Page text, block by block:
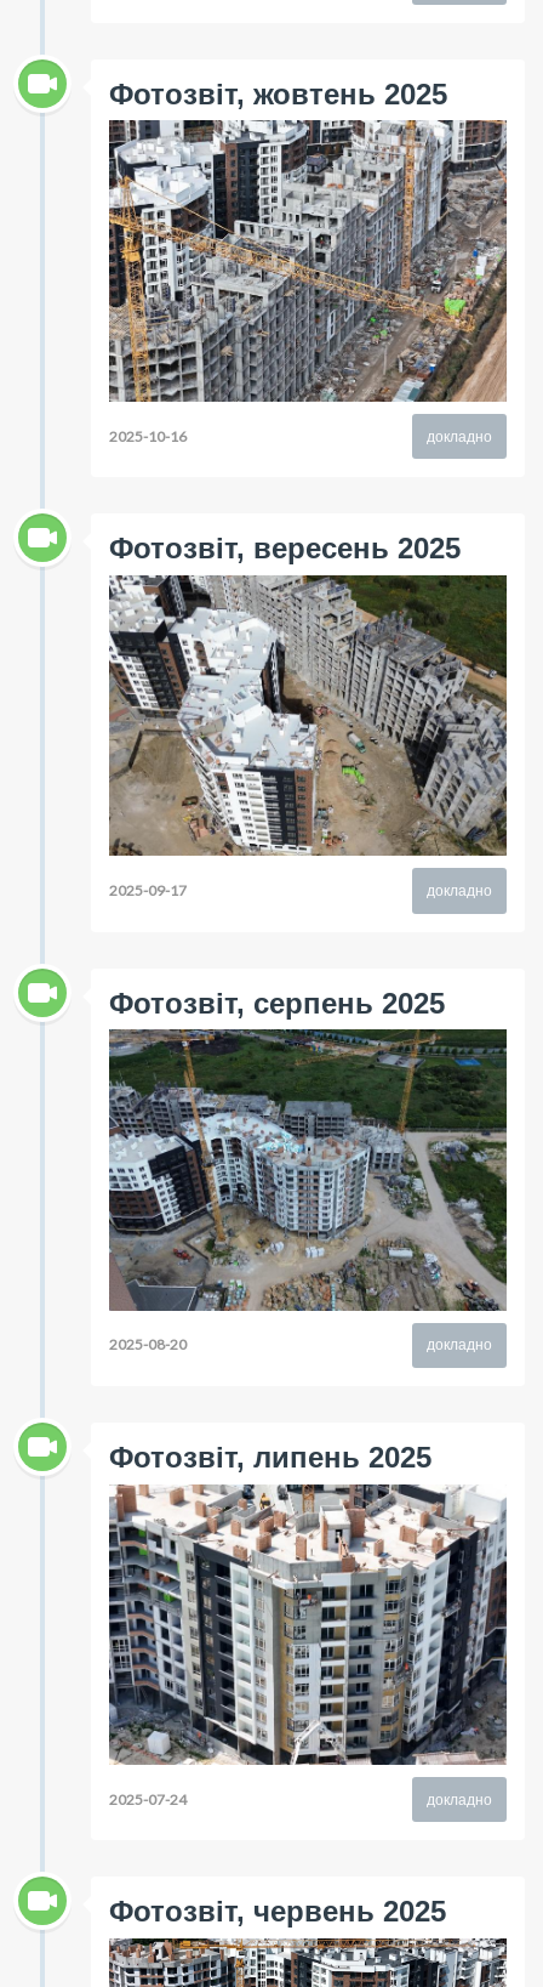
Фотозвіт, жовтень 2025
докладно
2025-10-16
Фотозвіт, вересень 2025
докладно
2025-09-17
Фотозвіт, серпень 2025
докладно
2025-08-20
Фотозвіт, липень 2025
докладно
2025-07-24
Фотозвіт, червень 2025